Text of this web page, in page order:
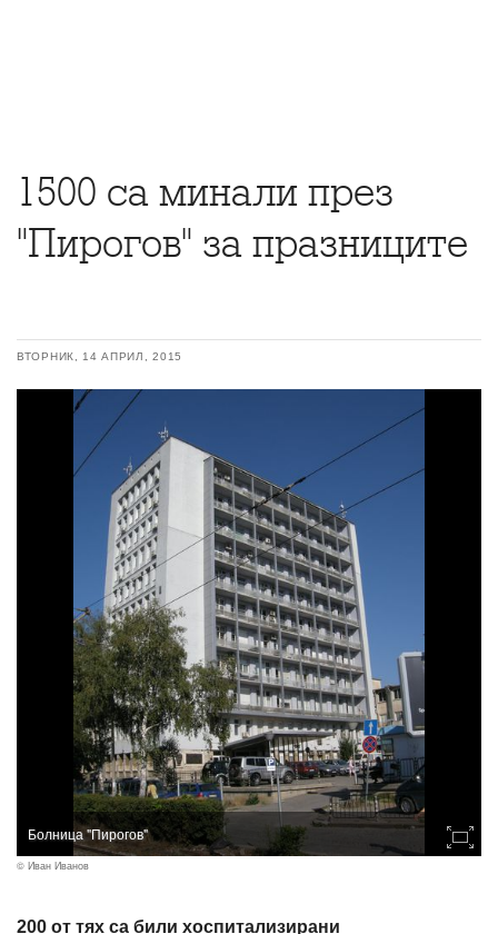
1500 са минали през
"Пирогов" за празниците
ВТОРНИК, 14 АПРИЛ, 2015
Болница "Пирогов"
© Иван Иванов
200 от тях са били хоспитализирани